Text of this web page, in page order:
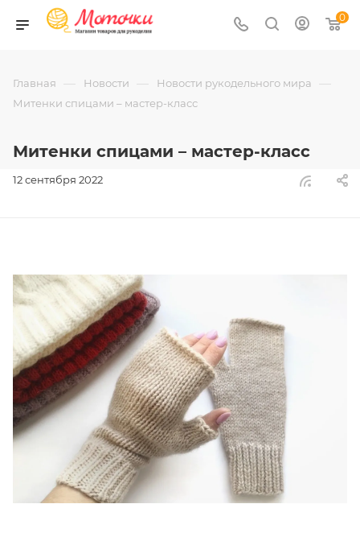
0
Главная — Новости — Новости рукодельного мира —
Митенки спицами – мастер-класс
Митенки спицами – мастер-класс
12 сентября 2022